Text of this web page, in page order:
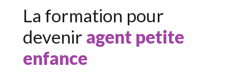
La formation pour
devenir agent petite
enfance